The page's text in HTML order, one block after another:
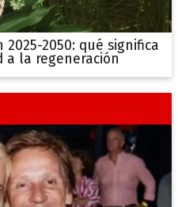
2050: qué significa
a la regeneración